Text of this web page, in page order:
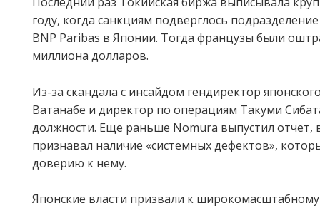
году, когда санкциям подверглось
BNP Paribas в Японии. Тогда французы были
миллиона долларов.
Из-за скандала с инсайдом гендиректор
Ватанабе и директор по операциям Такуми
должности. Еще раньше Nomura выпустил отчет,
признавал наличие «системных дефектов»,
доверию к нему.
Японские власти призвали к